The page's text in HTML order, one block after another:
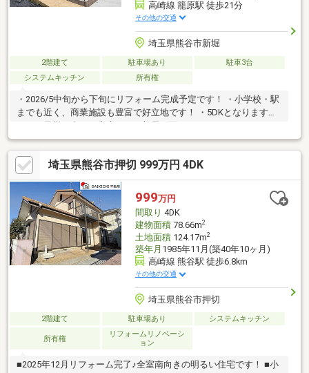
高崎線 籠原駅 徒歩21分
その他の交通
埼玉県熊谷市新堀
2階建て 駐車場あり
駐車3台
システムキッチン
所有権
・2026/5中旬から下旬にリフォーム完成予定です！ ・小学校・駅
までも近く、商業施設も豊富で好立地です！ ・5DKとなりますの
埼玉県熊谷市押切 999万円 4DK
999万円
間取り 4DK
建物面積78.66m2
土地面積124.17m2
築年月 1985年11月(築40年10ヶ月)
高崎線 熊谷駅 徒歩6.8km
その他の交通
埼玉県熊谷市押切
2階建て 駐車場あり システムキッチン
所有権
リフォームリノベーシ
ョン
■2025年12月リフォーム完了♪全室南向きの明るい住宅です！ ■小